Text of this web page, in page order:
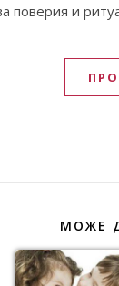
поверия и
МОЖЕ